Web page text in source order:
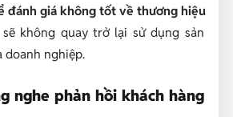
đánh giá không tốt về thương hiệu
không quay trở lại sử dụng sản
doanh nghiệp.
nghe phản hồi khách hàng